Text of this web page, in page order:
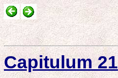
Capitulum 21